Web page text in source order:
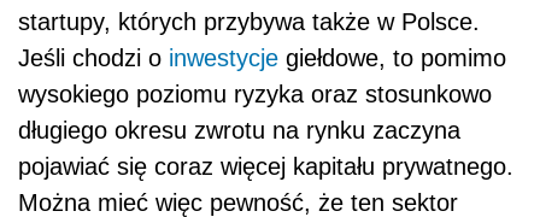
startupy, których przybywa także w Polsce.
Jeśli chodzi o inwestycje giełdowe, to pomimo
wysokiego poziomu ryzyka oraz stosunkowo
długiego okresu zwrotu na rynku zaczyna
pojawiać się coraz więcej kapitału prywatnego.
Można mieć więc pewność, że ten sektor